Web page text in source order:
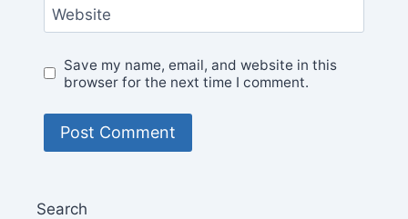
Website
Save my name, email, and website in this
browser for the next time I comment.
Search